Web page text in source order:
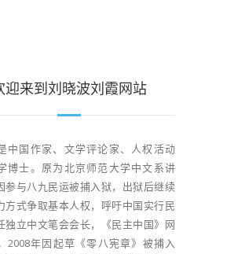
迎来到刘晓波刘霞网站
中国作家、文学评论家、人权活动
博士。原为北京师范大学中文系讲
参与八九民运被捕入狱，出狱后继续
方式争取基本人权，呼吁中国实行民
独立中文笔会会长，《民主中国》网
2008年因起草《零八宪章》被捕入